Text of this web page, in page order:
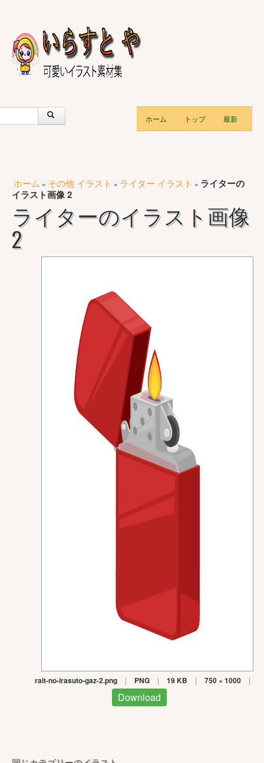
ホーム トップ 最新
ホーム » その他 イラスト » ライター イラスト » ライターの
イラスト画像 2
ライターのイラスト画像
2
rait-no-irasuto-gaz-2.png | PNG | 19 KB | 750 × 1000 |
Download